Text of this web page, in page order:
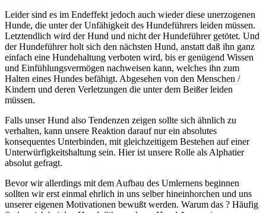
Leider sind es im Endeffekt jedoch auch wieder diese unerzogenen
Hunde, die unter der Unfähigkeit des Hundeführers leiden müssen.
Letztendlich wird der Hund und nicht der Hundeführer getötet. Und
der Hundeführer holt sich den nächsten Hund, anstatt daß ihn ganz
einfach eine Hundehaltung verboten wird, bis er genügend Wissen
und Einfühlungsvermögen nachweisen kann, welches ihn zum
Halten eines Hundes befähigt. Abgesehen von den Menschen /
Kindern und deren Verletzungen die unter dem Beißer leiden
müssen.
Falls unser Hund also Tendenzen zeigen sollte sich ähnlich zu
verhalten, kann unsere Reaktion darauf nur ein absolutes
konsequentes Unterbinden, mit gleichzeitigem Bestehen auf einer
Unterwürfigkeitshaltung sein. Hier ist unsere Rolle als Alphatier
absolut gefragt.
Bevor wir allerdings mit dem Aufbau des Umlernens beginnen
sollten wir erst einmal ehrlich in uns selber hineinhorchen und uns
unserer eigenen Motivationen bewußt werden. Warum das ? Häufig